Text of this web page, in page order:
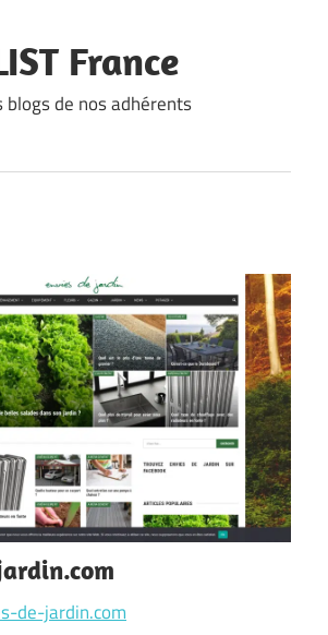
France
blogs de nos adhérents
de-jardin.com